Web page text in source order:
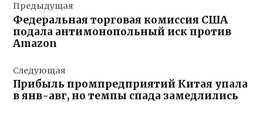
по
записям
Предыдущая
Федеральная торговая комиссия США
подала антимонопольный иск против
Amazon
Следующая
Прибыль промпредприятий Китая упала
в янв-авг, но темпы спада замедлились